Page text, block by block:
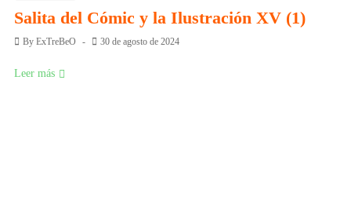
Salita del Cómic y la Ilustración XV (1)
By ExTreBeO 30 de agosto de 2024
Leer más